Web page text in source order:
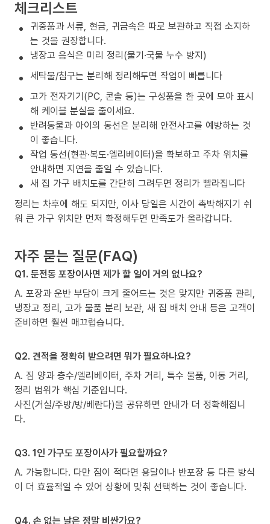
체크리스트
귀중품과 서류, 현금, 귀금속은 따로 보관하고 직접 소지하
는 것을 권장합니다.
냉장고 음식은 미리 정리(물기·국물 누수 방지)
세탁물/침구는 분리해 정리해두면 작업이 빠릅니다
고가 전자기기(PC, 콘솔 등)는 구성품을 한 곳에 모아 표시
해 케이블 분실을 줄이세요.
반려동물과 아이의 동선은 분리해 안전사고를 예방하는 것
이 좋습니다.
작업 동선(현관·복도·엘리베이터)을 확보하고 주차 위치를
안내하면 지연을 줄일 수 있습니다.
새 집 가구 배치도를 간단히 그려두면 정리가 빨라집니다
정리는 차후에 해도 되지만, 이사 당일은 시간이 촉박해지기 쉬
워 큰 가구 위치만 먼저 확정해두면 만족도가 올라갑니다.
자주 묻는 질문(FAQ)
Q1. 둔전동 포장이사면 제가 할 일이 거의 없나요?
A. 포장과 운반 부담이 크게 줄어드는 것은 맞지만 귀중품 관리,
냉장고 정리, 고가 물품 분리 보관, 새 집 배치 안내 등은 고객이
준비하면 훨씬 매끄럽습니다.
Q2. 견적을 정확히 받으려면 뭐가 필요하나요?
A. 짐 양과 층수/엘리베이터, 주차 거리, 특수 물품, 이동 거리,
정리 범위가 핵심 기준입니다.
사진(거실/주방/방/베란다)을 공유하면 안내가 더 정확해집니
다.
Q3. 1인 가구도 포장이사가 필요할까요?
A. 가능합니다. 다만 짐이 적다면 용달이나 반포장 등 다른 방식
이 더 효율적일 수 있어 상황에 맞춰 선택하는 것이 좋습니다.
Q4. 손 없는 날은 정말 비싼가요?